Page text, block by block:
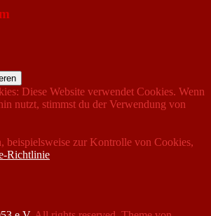
Diese Website verwendet Cookies. Wenn
nutzt, stimmst du der Verwendung von
beispielsweise zur Kontrolle von Cookies,
Richtlinie